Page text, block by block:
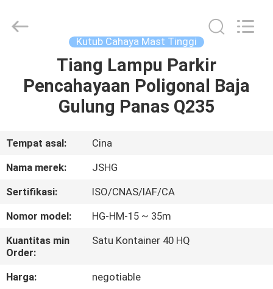
RUMAH
PRODUK
VIDEO
VR
TENTANG
KAMI
co.,ltd.
Kutub Cahaya Mast Tinggi
Tiang Lampu Parkir
Pencahayaan Poligonal Baja
Gulung Panas Q235
Tempat asal:
Cina
Nama merek:
JSHG
Sertifikasi:
ISO/CNAS/IAF/CA
Nomor model:
HG-HM-15 ~ 35m
Kuantitas min
Order:
Satu Kontainer 40 HQ
Harga:
negotiable